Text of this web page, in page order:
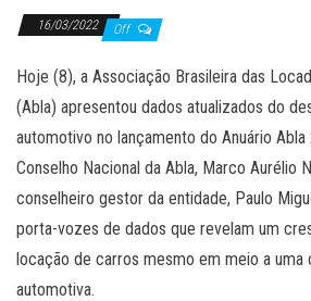
16/03/2022 Off
Hoje (8), a Associação Brasileira das
(Abla) apresentou dados atualizados do
automotivo no lançamento do Anuário
Conselho Nacional da Abla, Marco Aurélio
conselheiro gestor da entidade, Paulo
porta-vozes de dados que revelam um
locação de carros mesmo em meio a uma
automotiva.